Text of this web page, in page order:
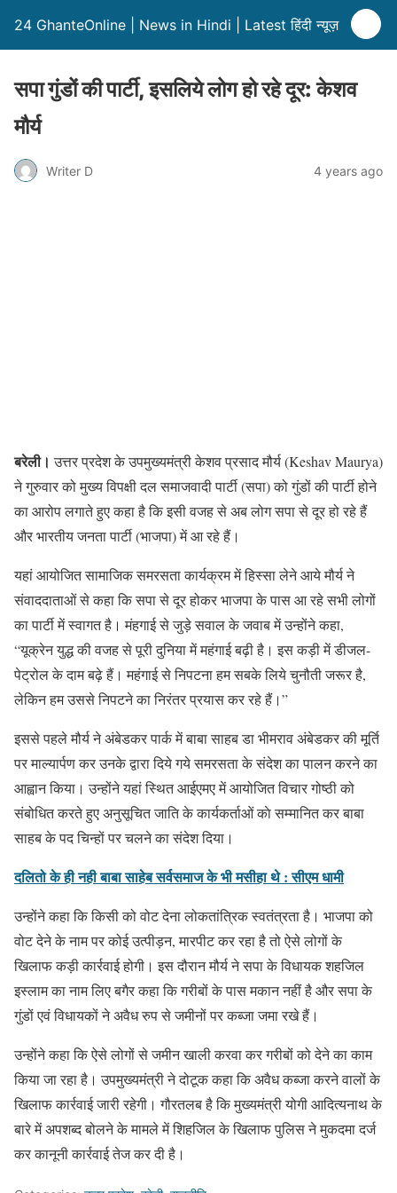
24 GhanteOnline | News in Hindi | Latest हिंदी न्यूज़
सपा गुंडों की पार्टी, इसलिये लोग हो रहे दूर: केशव
मौर्य
Writer D 4 years ago
बरेली। उत्तर प्रदेश के उपमुख्यमंत्री केशव प्रसाद मौर्य (Keshav Maurya)
ने गुरुवार को मुख्य विपक्षी दल समाजवादी पार्टी (सपा) को गुंडों की पार्टी होने
का आरोप लगाते हुए कहा है कि इसी वजह से अब लोग सपा से दूर हो रहे हैं
और भारतीय जनता पार्टी (भाजपा) में आ रहे हैं।
यहां आयोजित सामाजिक समरसता कार्यक्रम में हिस्सा लेने आये मौर्य ने
संवाददाताओं से कहा कि सपा से दूर होकर भाजपा के पास आ रहे सभी लोगों
का पार्टी में स्वागत है। मंहगाई से जुड़े सवाल के जवाब में उन्होंने कहा,
“यूक्रेन युद्ध की वजह से पूरी दुनिया में महंगाई बढ़ी है। इस कड़ी में डीजल-
पेट्रोल के दाम बढ़े हैं। महंगाई से निपटना हम सबके लिये चुनौती जरूर है,
लेकिन हम उससे निपटने का निरंतर प्रयास कर रहे हैं।”
इससे पहले मौर्य ने अंबेडकर पार्क में बाबा साहब डा भीमराव अंबेडकर की मूर्ति
पर माल्यार्पण कर उनके द्वारा दिये गये समरसता के संदेश का पालन करने का
आह्वान किया। उन्होंने यहां स्थित आईएमए में आयोजित विचार गोष्ठी को
संबोधित करते हुए अनुसूचित जाति के कार्यकर्ताओं काे सम्मानित कर बाबा
साहब के पद चिन्हों पर चलने का संदेश दिया।
दलितो के ही नही बाबा साहेब सर्वसमाज के भी मसीहा थे : सीएम धामी
उन्होंने कहा कि किसी को वोट देना लोकतांत्रिक स्वतंत्रता है। भाजपा को
वोट देने के नाम पर कोई उत्पीड़न, मारपीट कर रहा है तो ऐसे लोगों के
खिलाफ कड़ी कार्रवाई होगी। इस दौरान मौर्य ने सपा के विधायक शहजिल
इस्लाम का नाम लिए बगैर कहा कि गरीबों के पास मकान नहीं है और सपा के
गुंडों एवं विधायकों ने अवैध रुप से जमीनों पर कब्जा जमा रखे हैं।
उन्होंने कहा कि ऐसे लोगों से जमीन खाली करवा कर गरीबों को देने का काम
किया जा रहा है। उपमुख्यमंत्री ने दोटूक कहा कि अवैध कब्जा करने वालों के
खिलाफ कार्रवाई जारी रहेगी। गौरतलब है कि मुख्यमंत्री योगी आदित्यनाथ के
बारे में अपशब्द बोलने के मामले में शिहजिल के खिलाफ पुलिस ने मुकदमा दर्ज
कर कानूनी कार्रवाई तेज कर दी है।